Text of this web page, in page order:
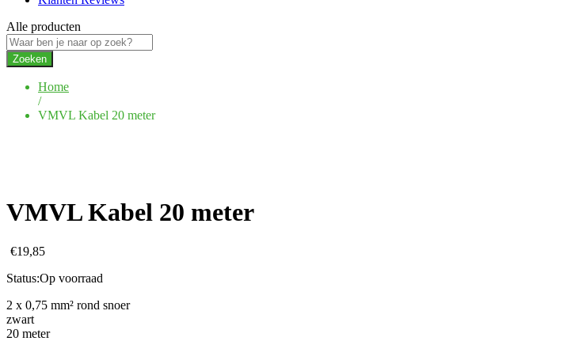
Alle producten
Zoeken
Home
/
VMVL Kabel 20 meter
VMVL Kabel 20 meter
€19,85
Status:Op voorraad
2 x 0,75 mm² rond snoer
zwart
20 meter